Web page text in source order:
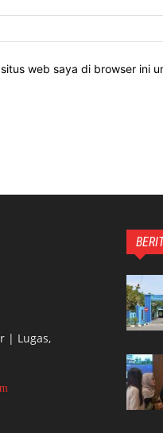
web saya di browser ini
| Lugas,